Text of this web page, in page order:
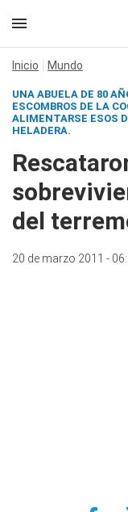
Inicio Mundo
UNA ABUELA DE 80
ESCOMBROS DE LA
ALIMENTARSE ESOS
HELADERA.
del
20 de marzo 2011 -